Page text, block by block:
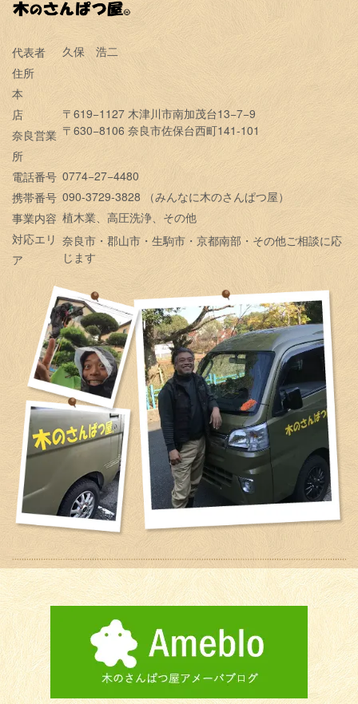
代表者
久保 浩二
住所
本
店
奈良営業
所
〒619−1127 木津川市南加茂台13−7−9
〒630−8106 奈良市佐保台西町141-101
電話番号 0774−27−4480
携帯番号 090-3729-3828 （みんなに木のさんぱつ屋）
事業内容 植木業、高圧洗浄、その他
対応エリ
ア
奈良市・郡山市・生駒市・京都南部・その他ご相談に応
じます